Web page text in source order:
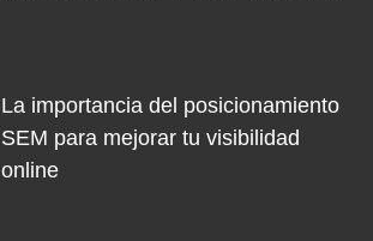
La importancia del posicionamiento
SEM para mejorar tu visibilidad
online